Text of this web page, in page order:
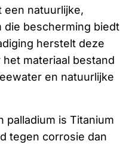
natuurlijke,
bescherming biedt
herstelt deze
materiaal bestand
en natuurlijke
palladium is Titanium
tegen corrosie dan